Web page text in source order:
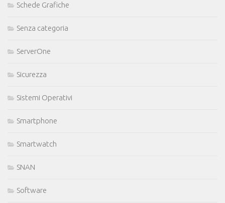
Schede Grafiche
Senza categoria
ServerOne
Sicurezza
Sistemi Operativi
Smartphone
Smartwatch
SNAN
Software